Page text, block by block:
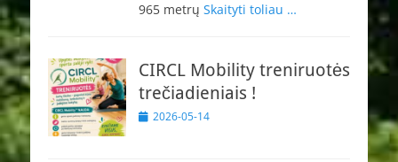
965 metrų Skaityti toliau …
CIRCL Mobility treniruotės
trečiadieniais !
Paskelbta
2026-05-14